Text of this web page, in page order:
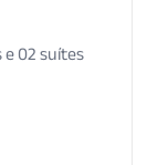
02 suítes